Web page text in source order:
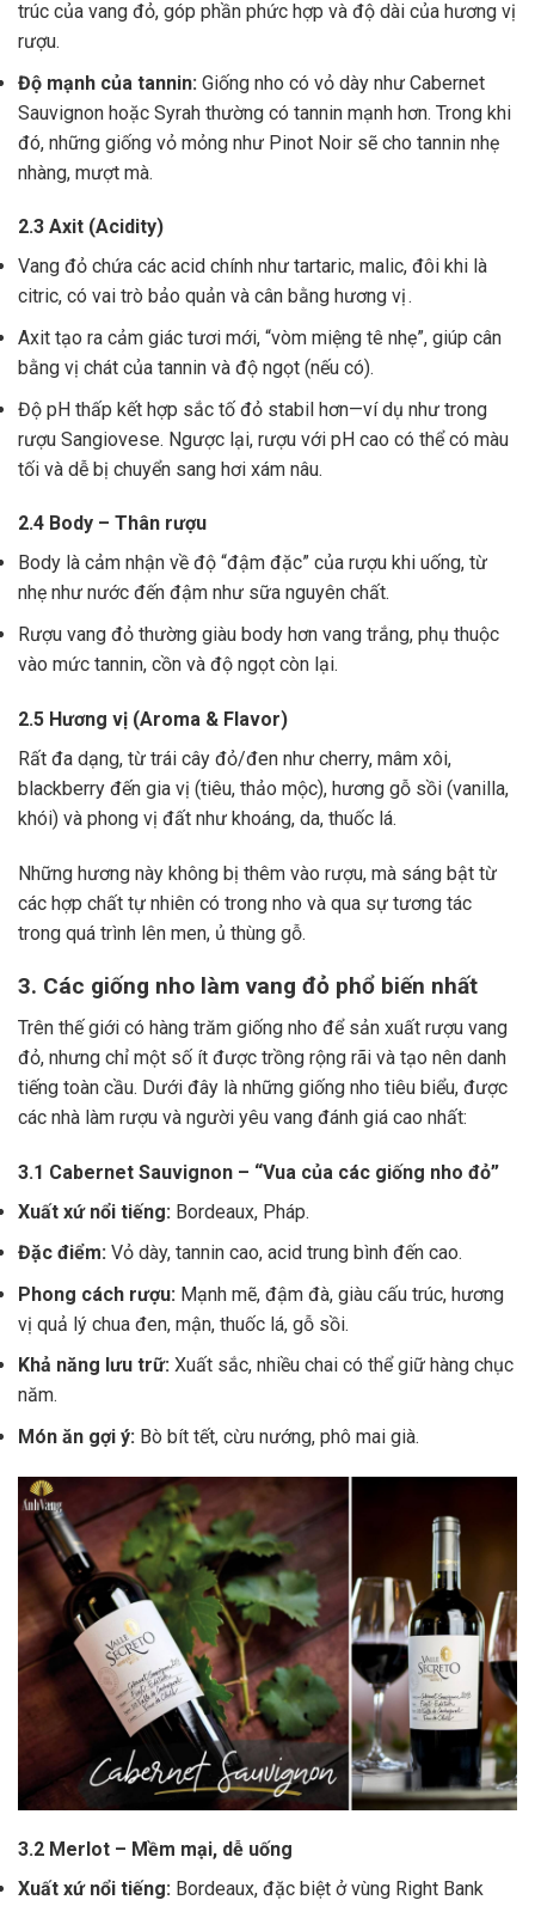
trúc của vang đỏ, góp phần phức hợp và độ dài của hương vị
rượu.
Độ mạnh của tannin: Giống nho có vỏ dày như Cabernet
Sauvignon hoặc Syrah thường có tannin mạnh hơn. Trong khi
đó, những giống vỏ mỏng như Pinot Noir sẽ cho tannin nhẹ
nhàng, mượt mà.
2.3 Axit (Acidity)
Vang đỏ chứa các acid chính như tartaric, malic, đôi khi là
citric, có vai trò bảo quản và cân bằng hương vị .
Axit tạo ra cảm giác tươi mới, “vòm miệng tê nhẹ”, giúp cân
bằng vị chát của tannin và độ ngọt (nếu có).
Độ pH thấp kết hợp sắc tố đỏ stabil hơn—ví dụ như trong
rượu Sangiovese. Ngược lại, rượu với pH cao có thể có màu
tối và dễ bị chuyển sang hơi xám nâu.
2.4 Body – Thân rượu
Body là cảm nhận về độ “đậm đặc” của rượu khi uống, từ
nhẹ như nước đến đậm như sữa nguyên chất.
Rượu vang đỏ thường giàu body hơn vang trắng, phụ thuộc
vào mức tannin, cồn và độ ngọt còn lại.
2.5 Hương vị (Aroma & Flavor)
Rất đa dạng, từ trái cây đỏ/đen như cherry, mâm xôi,
blackberry đến gia vị (tiêu, thảo mộc), hương gỗ sồi (vanilla,
khói) và phong vị đất như khoáng, da, thuốc lá.
Những hương này không bị thêm vào rượu, mà sáng bật từ
các hợp chất tự nhiên có trong nho và qua sự tương tác
trong quá trình lên men, ủ thùng gỗ.
3. Các giống nho làm vang đỏ phổ biến nhất
Trên thế giới có hàng trăm giống nho để sản xuất rượu vang
đỏ, nhưng chỉ một số ít được trồng rộng rãi và tạo nên danh
tiếng toàn cầu. Dưới đây là những giống nho tiêu biểu, được
các nhà làm rượu và người yêu vang đánh giá cao nhất:
3.1 Cabernet Sauvignon – “Vua của các giống nho đỏ”
Xuất xứ nổi tiếng: Bordeaux, Pháp.
Đặc điểm: Vỏ dày, tannin cao, acid trung bình đến cao.
Phong cách rượu: Mạnh mẽ, đậm đà, giàu cấu trúc, hương
vị quả lý chua đen, mận, thuốc lá, gỗ sồi.
Khả năng lưu trữ: Xuất sắc, nhiều chai có thể giữ hàng chục
năm.
Món ăn gợi ý: Bò bít tết, cừu nướng, phô mai già.
3.2 Merlot – Mềm mại, dễ uống
Xuất xứ nổi tiếng: Bordeaux, đặc biệt ở vùng Right Bank